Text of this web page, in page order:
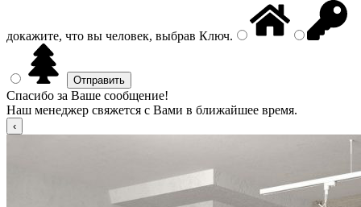
докажите, что вы человек, выбрав Ключ.
Спасибо за Ваше сообщение!
Наш менеджер свяжется с Вами в ближайшее время.